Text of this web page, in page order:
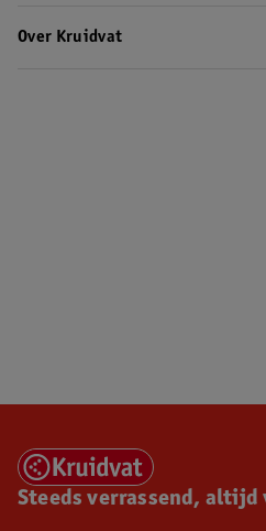
Over Kruidvat
Steeds verrassend, altijd